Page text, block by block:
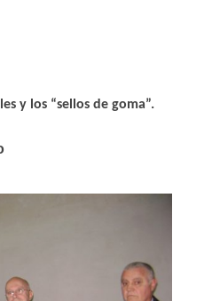
y los “sellos de goma”.